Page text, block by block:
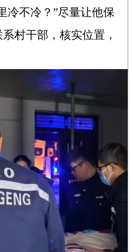
冷不冷？”尽量让他保
村干部，核实位置，